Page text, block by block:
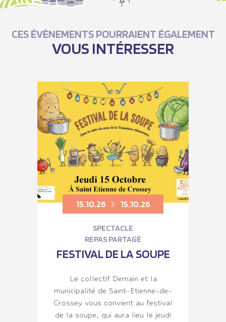
CES ÉVÈNEMENTS POURRAIENT ÉGALEMENT
VOUS INTÉRESSER
15.10.26 15.10.26
SPECTACLE
REPAS PARTAGÉ
FESTIVAL DE LA SOUPE
Le collectif Demain et la
municipalité de Saint-Etienne-de-
Crossey vous convient au festival
de la soupe, qui aura lieu le jeudi